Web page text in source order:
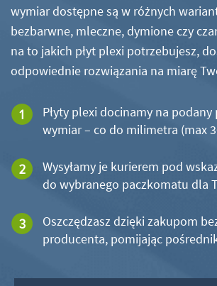
wymiar dostępne są w różnych
bezbarwne, mleczne, dymione czy
na to jakich płyt plexi potrzebujesz,
odpowiednie rozwiązania na miarę
Płyty plexi docinamy na podany
wymiar – co do milimetra (max
Wysyłamy je kurierem pod
do wybranego paczkomatu dla
Oszczędzasz dzięki zakupom
producenta, pomijając